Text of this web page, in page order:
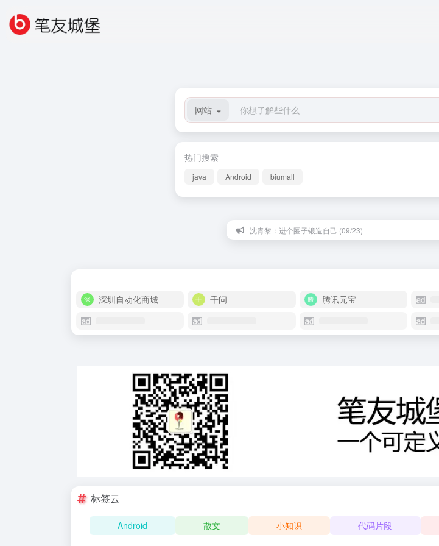
网站
热门搜索
java Android biumall
沈青黎：进个圈子锻造自己 (09/23)
深圳自动化商城
千问 腾讯元宝
标签云
Android 散文 小知识 代码片段